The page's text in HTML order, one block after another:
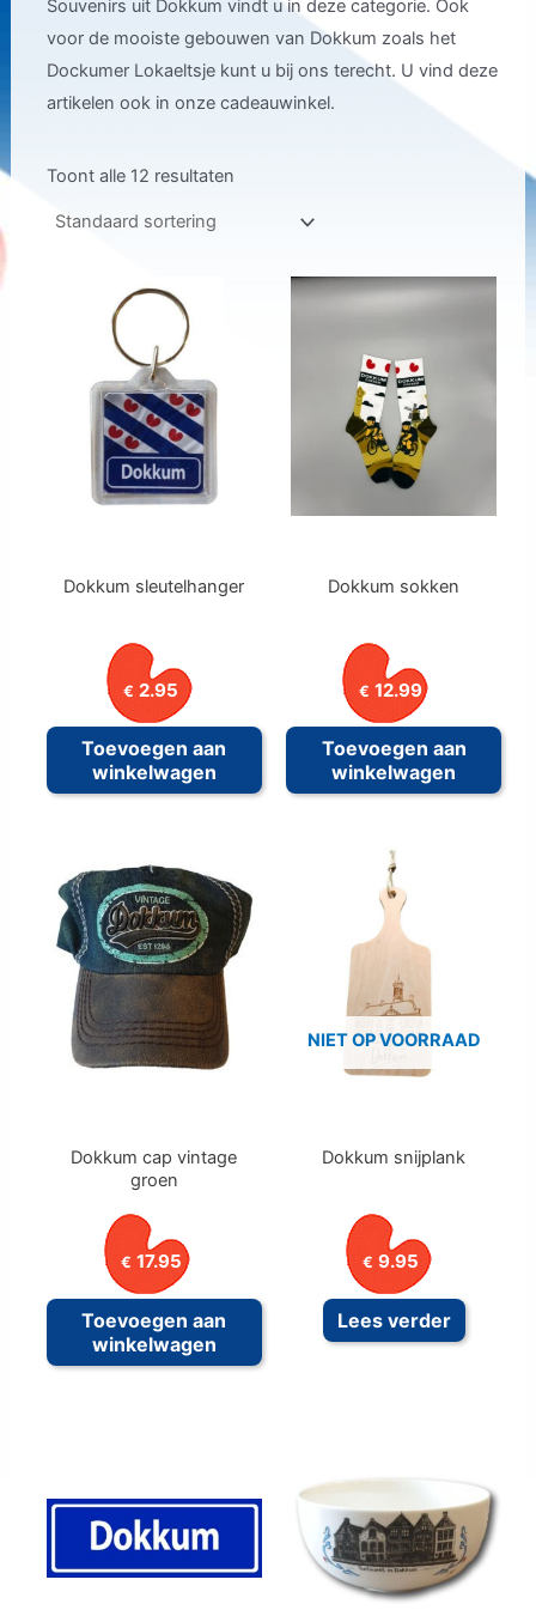
Souvenirs uit Dokkum vindt u in deze categorie. Ook
voor de mooiste gebouwen van Dokkum zoals het
Dockumer Lokaeltsje kunt u bij ons terecht. U vind deze
artikelen ook in onze cadeauwinkel.
Toont alle 12 resultaten
Dokkum sleutelhanger
€ 2.95
Toevoegen aan
winkelwagen
Dokkum sokken
€ 12.99
Toevoegen aan
winkelwagen
Dokkum cap vintage
groen
€ 17.95
Toevoegen aan
winkelwagen
NIET OP VOORRAAD
Dokkum snijplank
€ 9.95
Lees verder